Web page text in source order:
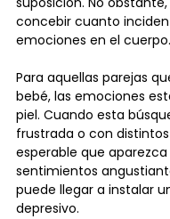
concebir cuanto
emociones en el cuerpo.
Para aquellas parejas
bebé, las emociones
piel. Cuando esta
frustrada o con
esperable que
sentimientos
puede llegar a instalar
depresivo.